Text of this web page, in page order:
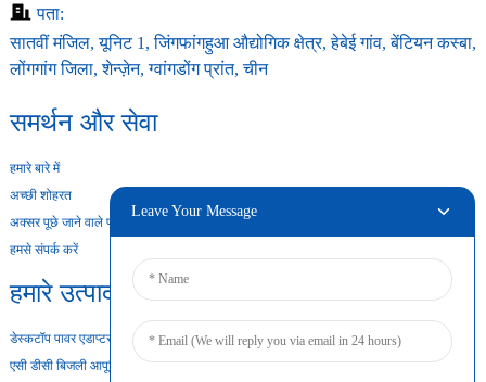
पता:
सातवीं मंजिल, यूनिट 1, जिंगफांगहुआ औद्योगिक क्षेत्र, हेबेई गांव, बेंटियन कस्बा,
लोंगगांग जिला, शेन्ज़ेन, ग्वांगडोंग प्रांत, चीन
समर्थन और सेवा
हमारे बारे में
अच्छी शोहरत
अक्सर पूछे जाने वाले प्रश्न
हमसे संपर्क करें
हमारे उत्पाद
डेस्कटॉप पावर एडाप्टर
एसी डीसी बिजली आपूर्ति
Leave Your Message